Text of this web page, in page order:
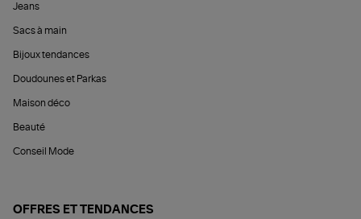
Jeans
Sacs à main
Bijoux tendances
Doudounes et Parkas
Maison déco
Beauté
Conseil Mode
OFFRES ET TENDANCES